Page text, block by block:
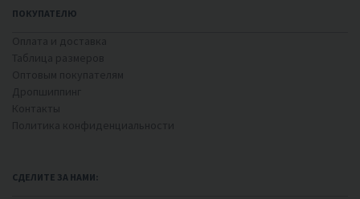
ПОКУПАТЕЛЮ
СДЕЛИТЕ ЗА НАМИ: